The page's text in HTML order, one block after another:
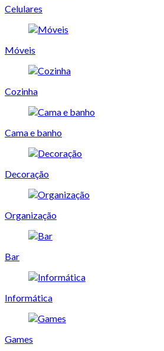
Celulares
Móveis
Cozinha
Cama e banho
Decoração
Organização
Bar
Informática
Games